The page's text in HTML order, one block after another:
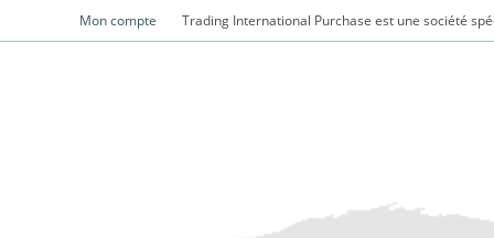
to
Mon compte Trading International Purchase est une société